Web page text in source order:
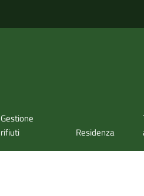
Gestione
rifiuti
Residenza